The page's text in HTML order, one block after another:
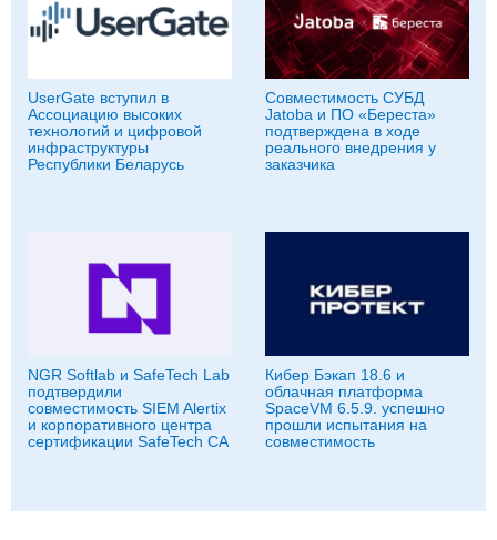
UserGate вступил в
Ассоциацию высоких
технологий и цифровой
инфраструктуры
Республики Беларусь
Совместимость СУБД
Jatoba и ПО «Береста»
подтверждена в ходе
реального внедрения у
заказчика
NGR Softlab и SafeTech Lab
подтвердили
совместимость SIEM Alertix
и корпоративного центра
сертификации SafeTech CA
Кибер Бэкап 18.6 и
облачная платформа
SpaceVM 6.5.9. успешно
прошли испытания на
совместимость